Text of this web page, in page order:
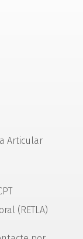
Articular
(RETLA)